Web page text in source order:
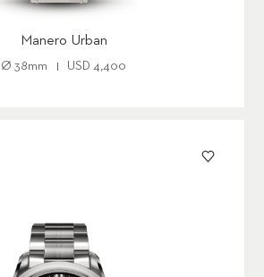
Manero Urban
Ø 38mm USD 4,400